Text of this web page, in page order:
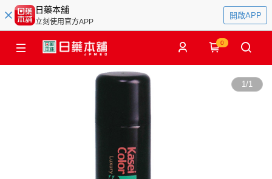
日藥本舖
立刻使用官方APP
開啟APP
0
1/1